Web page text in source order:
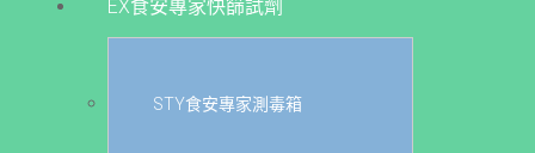
EX食安專家快篩試劑
STY食安專家測毒箱